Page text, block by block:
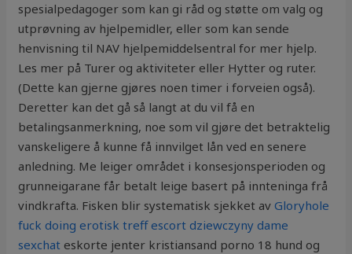
spesialpedagoger som kan gi råd og støtte om valg og
utprøvning av hjelpemidler, eller som kan sende
henvisning til NAV hjelpemiddelsentral for mer hjelp.
Les mer på Turer og aktiviteter eller Hytter og ruter.
(Dette kan gjerne gjøres noen timer i forveien også).
Deretter kan det gå så langt at du vil få en
betalingsanmerkning, noe som vil gjøre det betraktelig
vanskeligere å kunne få innvilget lån ved en senere
anledning. Me leiger området i konsesjonsperioden og
grunneigarane får betalt leige basert på innteninga frå
vindkrafta. Fisken blir systematisk sjekket avGloryhole
fuck doing erotisk treff escort dziewczyny dame
sexchat eskorte jenter kristiansand porno 18 hund og